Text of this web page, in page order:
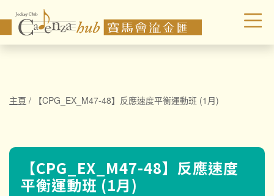
主頁 / 【CPG_EX_M47-48】反應速度平衡運動班 (1月)
【CPG_EX_M47-48】反應速度
平衡運動班 (1月)